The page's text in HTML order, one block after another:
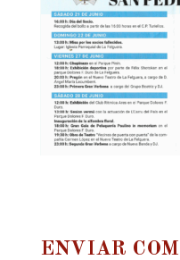
ENVIAR